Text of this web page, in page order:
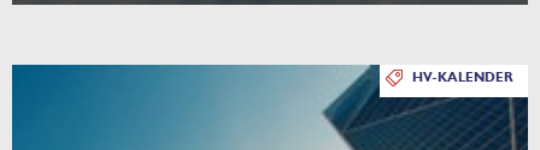
HV-KALENDER